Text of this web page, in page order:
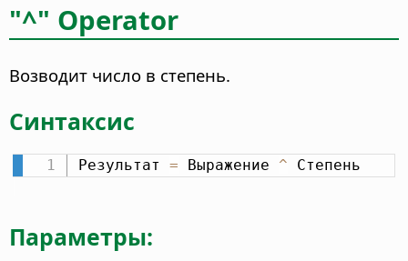
"^" Operator
Возводит число в степень.
Синтаксис
Результат = Выражение ^ Степень
Параметры: